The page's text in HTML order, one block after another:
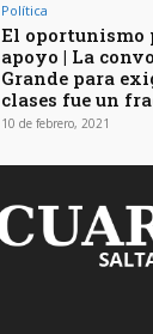
Política
El
apoyo | La
Grande para
clases fue un
10 de febrero, 2021